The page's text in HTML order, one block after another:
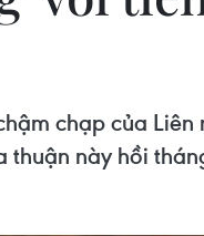
chạp của
thuận này hồi